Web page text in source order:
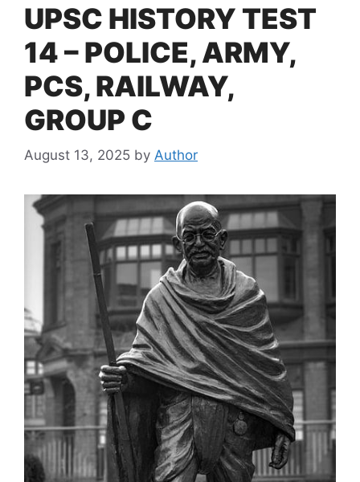
UPSC HISTORY TEST
14 – POLICE, ARMY,
PCS, RAILWAY,
GROUP C
August 13, 2025 by Author